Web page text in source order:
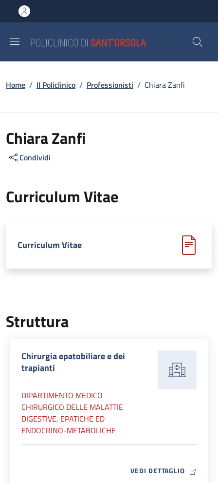
al contenuto principale
to footer content
Briciole di pane
Home / Il Policlinico / Professionisti / Chiara Zanfi
Chiara Zanfi
Condividi
Curriculum Vitae
Curriculum Vitae
Struttura
Chirurgia epatobiliare e dei
trapianti
DIPARTIMENTO MEDICO
CHIRURGICO DELLE MALATTIE
DIGESTIVE, EPATICHE ED
ENDOCRINO-METABOLICHE
VEDI DETTAGLIO MAP ICON